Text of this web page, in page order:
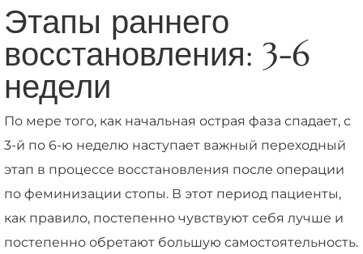
Этапы раннего
восстановления: 3-6
недели
По мере того, как начальная острая фаза спадает, с
3-й по 6-ю неделю наступает важный переходный
этап в процессе восстановления после операции
по феминизации стопы. В этот период пациенты,
как правило, постепенно чувствуют себя лучше и
постепенно обретают большую самостоятельность.